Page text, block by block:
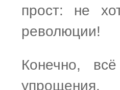
прост: не
революции!
Конечно,
упрощения.